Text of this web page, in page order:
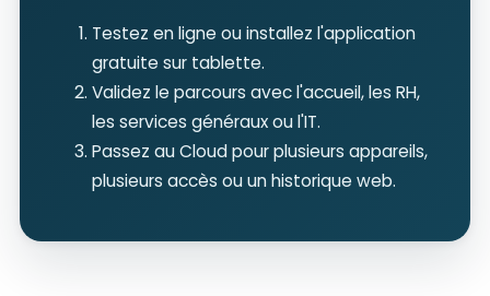
Testez en ligne ou installez l'application
gratuite sur tablette.
Validez le parcours avec l'accueil, les RH,
les services généraux ou l'IT.
Passez au Cloud pour plusieurs appareils,
plusieurs accès ou un historique web.